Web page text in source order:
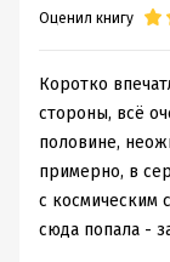
Оценил книгу
Коротко
стороны, всё
половине,
примерно, в
с космическим
сюда попала -